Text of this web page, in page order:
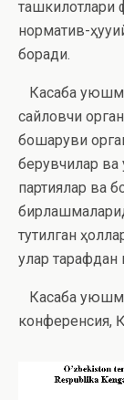
ташкилотлари
норматив-
боради.
Касаба
сайловчи
бошқаруви
берувчилар ва
партиялар ва
тутилган
улар тарафдан
Касаба
конференсия,